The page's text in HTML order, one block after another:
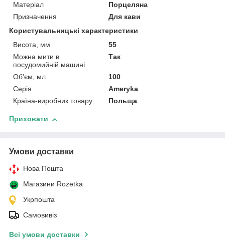
Матеріал
Порцеляна
Призначення
Для кави
Користувальницькі характеристики
Висота, мм
55
Можна мити в
посудомийній машині
Так
Об'єм, мл
100
Серія
Ameryka
Країна-виробник товару
Польща
Приховати
Умови доставки
Нова Пошта
Магазини Rozetka
Укрпошта
Самовивіз
Всі умови доставки